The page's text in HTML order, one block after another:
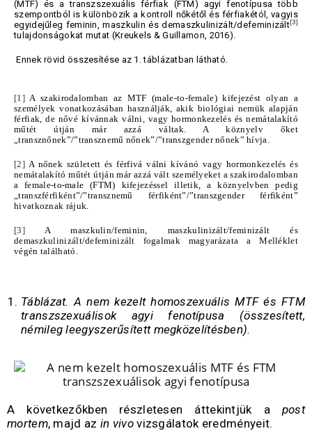
(MTF) és a transzszexuális férfiak (FTM) agyi fenotípusa több
szempontból is különbözik a kontroll nőkétől és férfiakétól, vagyis
egyidejűleg feminin, maszkulin és demaszkulinizált/defeminizált[3]
tulajdonságokat mutat (Kreukels & Guillamon, 2016).
Ennek rövid összesítése az 1. táblázatban látható.
[1]A szakirodalomban az MTF (male-to-female) kifejezést olyan a
személyek vonatkozásában használják, akik biológiai nemük alapján
férfiak, de nővé kívánnak válni, vagy hormonkezelés és nemátalakító
műtét útján már azzá váltak. A köznyelv őket
„transznőnek”/”transznemű nőnek”/”transzgender nőnek” hívja.
[2]A nőnek született és férfivá válni kívánó vagy hormonkezelés és
nemátalakító műtét útján már azzá vált személyeket a szakirodalomban
a female-to-male (FTM) kifejezéssel illetik, a köznyelvben pedig
„transzférfiként”/”transznemű férfiként”/”transzgender férfiként”
hivatkoznak rájuk.
[3]A maszkulin/feminin, maszkulinizált/feminizált és
demaszkulinizált/defeminizált fogalmak magyarázata a Melléklet
végén található.
Táblázat. A nem kezelt homoszexuálisMTF és FTM
transzszexuálisok agyi fenotípusa (összesített,
némileg leegyszerűsített megközelítésben).
A következőkben részletesen áttekintjük a post
mortem, majd az in vivovizsgálatok eredményeit.